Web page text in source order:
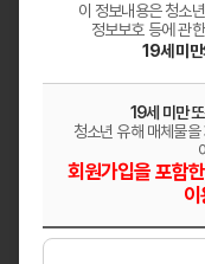
이 정보내용은 청소
정보보호 등에 관
19세 미만
19세 미만
청소년 유해 매체물
회원가입을 포함